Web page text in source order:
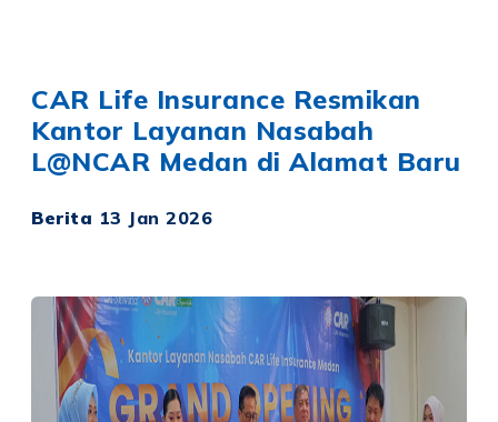
CAR Life Insurance Resmikan
Kantor Layanan Nasabah
L@NCAR Medan di Alamat Baru
Berita 13 Jan 2026